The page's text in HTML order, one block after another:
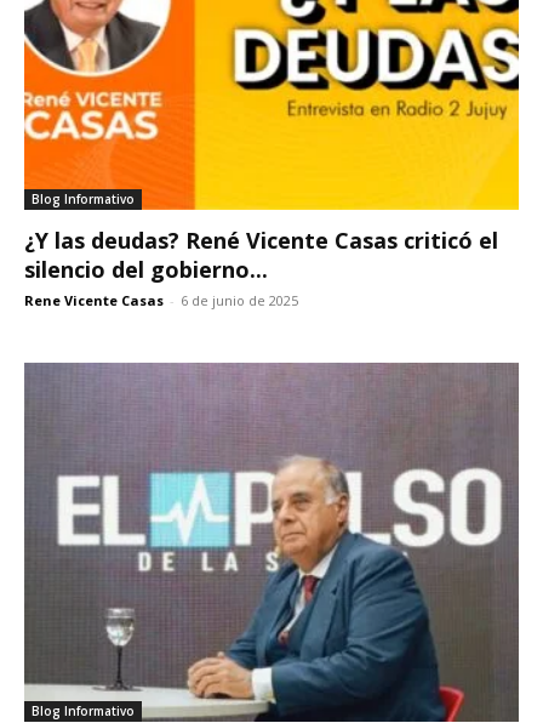
Blog Informativo
¿Y las deudas? René Vicente Casas criticó el
silencio del gobierno...
Rene Vicente Casas - 6 de junio de 2025
Blog Informativo